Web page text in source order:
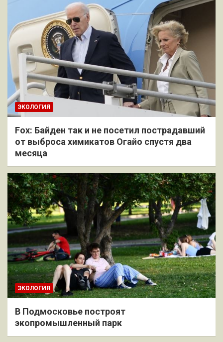
ЭКОЛОГИЯ
Fox: Байден так и не посетил пострадавший
от выброса химикатов Огайо спустя два
месяца
ЭКОЛОГИЯ
В Подмосковье построят
экопромышленный парк